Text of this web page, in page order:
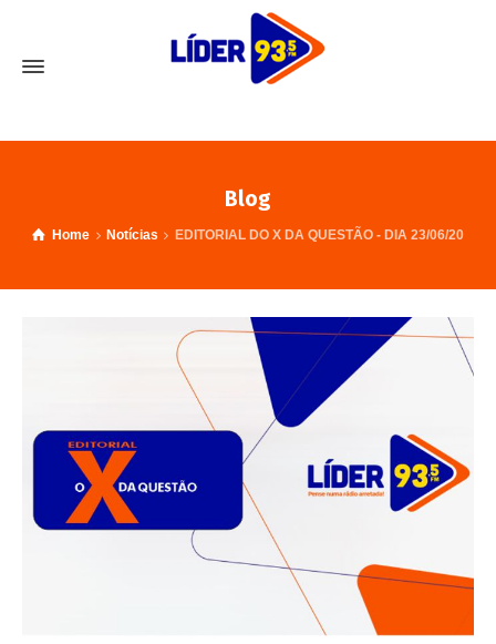
Blog
Home Notícias EDITORIAL DO X DA QUESTÃO - DIA 23/06/20